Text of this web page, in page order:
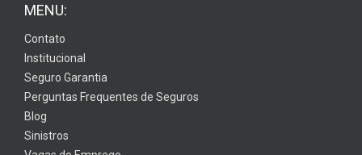
MENU:
Contato
Institucional
Seguro Garantia
Perguntas Frequentes de Seguros
Blog
Sinistros